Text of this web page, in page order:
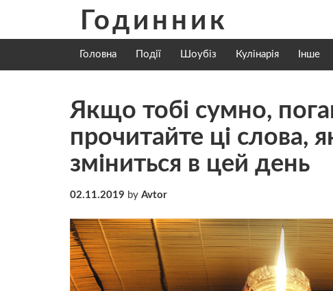
content
Годинник
Головна Події Шоубіз Кулінарія Інше
Якщо тобі сумно,
прочитайте ці слова,
зміниться в цей день
02.11.2019 by Avtor